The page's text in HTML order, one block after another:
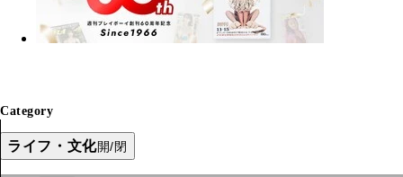
Category
ライフ・文化開/閉